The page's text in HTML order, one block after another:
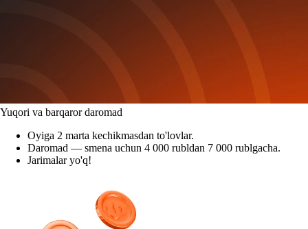
Yuqori va barqaror daromad
Oyiga 2 marta kechikmasdan to'lovlar.
Daromad — smena uchun 4 000 rubldan 7 000 rublgacha.
Jarimalar yo'q!